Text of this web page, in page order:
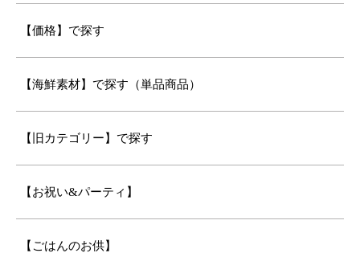
【価格】で探す
【海鮮素材】で探す（単品商品）
【旧カテゴリー】で探す
【お祝い&パーティ】
【ごはんのお供】